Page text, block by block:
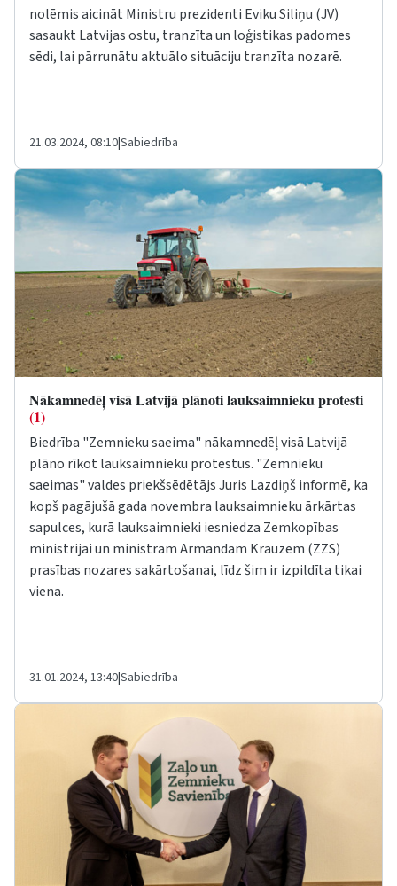
nolēmis aicināt Ministru prezidenti Eviku Siliņu (JV)
sasaukt Latvijas ostu, tranzīta un loģistikas padomes
sēdi, lai pārrunātu aktuālo situāciju tranzīta nozarē.
21.03.2024, 08:10|Sabiedrība
Nākamnedēļ visā Latvijā plānoti lauksaimnieku protesti
(1)
Biedrība "Zemnieku saeima" nākamnedēļ visā Latvijā
plāno rīkot lauksaimnieku protestus. "Zemnieku
saeimas" valdes priekšsēdētājs Juris Lazdiņš informē, ka
kopš pagājušā gada novembra lauksaimnieku ārkārtas
sapulces, kurā lauksaimnieki iesniedza Zemkopības
ministrijai un ministram Armandam Krauzem (ZZS)
prasības nozares sakārtošanai, līdz šim ir izpildīta tikai
viena.
31.01.2024, 13:40|Sabiedrība